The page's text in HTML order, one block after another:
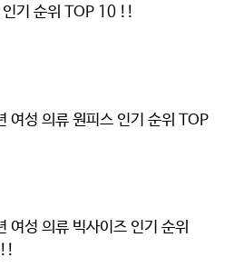
인기 순위 TOP 10 !!
여성 의류 원피스 인기 순위 TOP
여성 의류 빅사이즈 인기 순위
!!